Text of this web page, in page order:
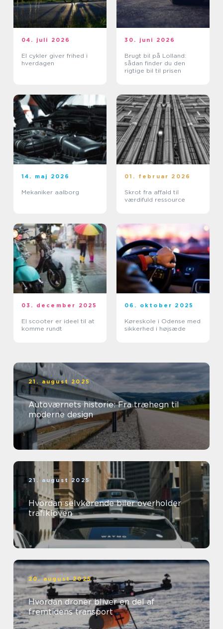
04. juli 2026
El cykler giver frihed i
hverdagen
30. juni 2026
Brugt bil på Lolland:
sådan finder du den
rigtige bil til prisen
14. maj 2026
Mekaniker aalborg
01. februar 2026
Skrot fra affald til
værdifuld ressource
03. december 2025
El scooter er ideel til at
komme rundt
06. oktober 2025
Køreskole i Odense med
sikkerhed i højsæde
21. august 2025
Autoværnets historie: Fra træhegn til
moderne design
21. august 2025
Hvordan selvkørende biler overholder
trafikloven
20. august 2025
Hvordan droner bliver en del af
fremtidens transport